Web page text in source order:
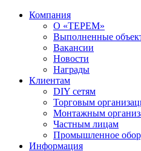
Компания
О «ТЕРЕМ»
Выполненные
Вакансии
Новости
Награды
Клиентам
DIY сетям
Торговым
Монтажным
Частным лицам
Промышленное
Информация